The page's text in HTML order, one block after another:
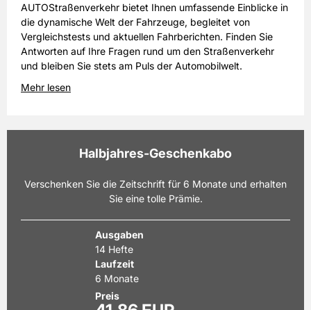
AUTOStraßenverkehr bietet Ihnen umfassende Einblicke in
die dynamische Welt der Fahrzeuge, begleitet von
Vergleichstests und aktuellen Fahrberichten. Finden Sie
Antworten auf Ihre Fragen rund um den Straßenverkehr
und bleiben Sie stets am Puls der Automobilwelt.
Mehr lesen
Halbjahres-Geschenkabo
Verschenken Sie die Zeitschrift für 6 Monate und erhalten
Sie eine tolle Prämie.
Ausgaben
14 Hefte
Laufzeit
6 Monate
Preis